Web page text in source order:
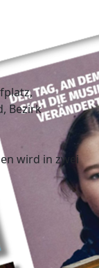
Bezirk
wird in zwei